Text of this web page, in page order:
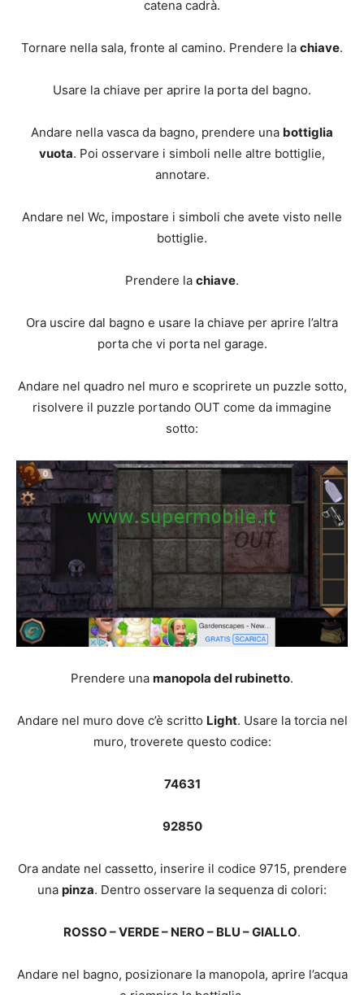
catena cadrà.
Tornare nella sala, fronte al camino. Prendere la chiave.
Usare la chiave per aprire la porta del bagno.
Andare nella vasca da bagno, prendere una bottiglia
vuota. Poi osservare i simboli nelle altre bottiglie,
annotare.
Andare nel Wc, impostare i simboli che avete visto nelle
bottiglie.
Prendere la chiave.
Ora uscire dal bagno e usare la chiave per aprire l’altra
porta che vi porta nel garage.
Andare nel quadro nel muro e scoprirete un puzzle sotto,
risolvere il puzzle portando OUT come da immagine
sotto:
Prendere una manopola del rubinetto.
Andare nel muro dove c’è scritto Light. Usare la torcia nel
muro, troverete questo codice:
74631
92850
Ora andate nel cassetto, inserire il codice 9715, prendere
una pinza. Dentro osservare la sequenza di colori:
ROSSO – VERDE – NERO – BLU – GIALLO.
Andare nel bagno, posizionare la manopola, aprire l’acqua